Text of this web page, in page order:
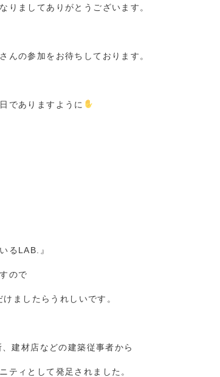
りましてありがとうございます。
んの参加をお待ちしております。
でありますように
るLAB.』
ので
ましたらうれしいです。
建材店などの建築従事者から
ティとして発足されました。